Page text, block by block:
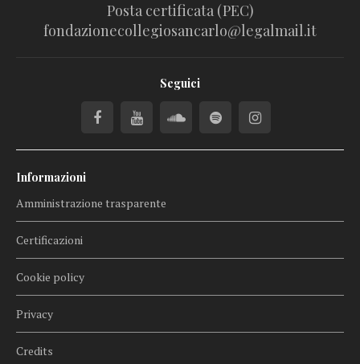
Posta certificata (PEC)
fondazionecollegiosancarlo@legalmail.it
Seguici
Informazioni
Amministrazione trasparente
Certificazioni
Cookie policy
Privacy
Credits